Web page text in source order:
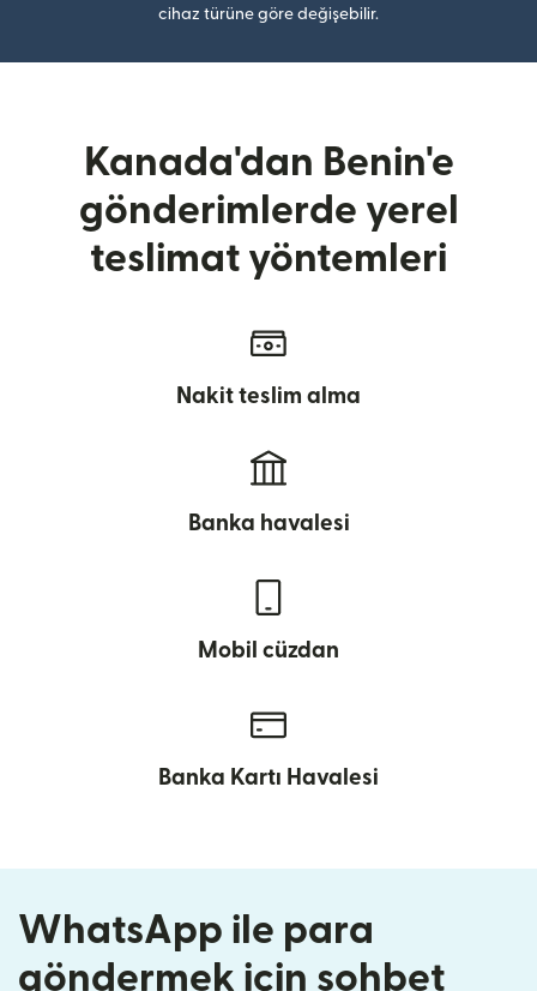
cihaz türüne göre değişebilir.
Kanada'dan Benin'e
gönderimlerde yerel
teslimat yöntemleri
Nakit teslim alma
Banka havalesi
Mobil cüzdan
Banka Kartı Havalesi
WhatsApp ile para
göndermek için sohbet